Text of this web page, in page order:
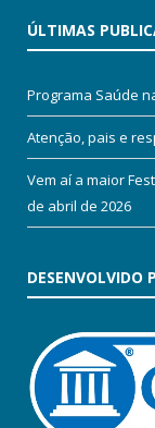
ÚLTIMAS
Programa Saúde
Atenção, pais e
Vem aí a maior
de abril de 2026
DESENVOLVIDO